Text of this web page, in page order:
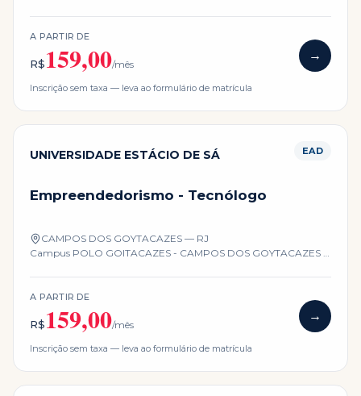
A PARTIR DE
R$159,00/mês
→
Inscrição sem taxa — leva ao formulário de matrícula
UNIVERSIDADE ESTÁCIO DE SÁ EAD
Empreendedorismo - Tecnólogo
CAMPOS DOS GOYTACAZES — RJ
Campus POLO GOITACAZES - CAMPOS DOS GOYTACAZES -
A PARTIR DE
R$159,00/mês
→
Inscrição sem taxa — leva ao formulário de matrícula